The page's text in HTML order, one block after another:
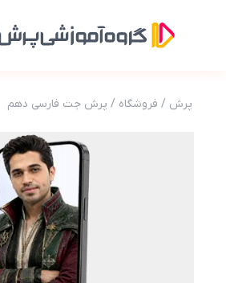
پرش / فروشگاه / پرش جت فارسی دهم